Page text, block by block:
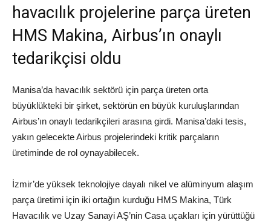
havacılık projelerine parça üreten
HMS Makina, Airbus’ın onaylı
tedarikçisi oldu
Manisa’da havacılık sektörü için parça üreten orta
büyüklükteki bir şirket, sektörün en büyük kuruluşlarından
Airbus’ın onaylı tedarikçileri arasına girdi. Manisa’daki tesis,
yakın gelecekte Airbus projelerindeki kritik parçaların
üretiminde de rol oynayabilecek.
İzmir’de yüksek teknolojiye dayalı nikel ve alüminyum alaşım
parça üretimi için iki ortağın kurduğu HMS Makina, Türk
Havacılık ve Uzay Sanayi AŞ’nin Casa uçakları için yürüttüğü